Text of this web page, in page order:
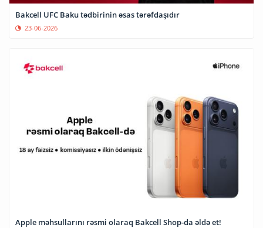
Bakcell UFC Baku tədbirinin əsas tərəfdaşıdır
23-06-2026
Apple məhsullarını rəsmi olaraq Bakcell Shop-da əldə et!